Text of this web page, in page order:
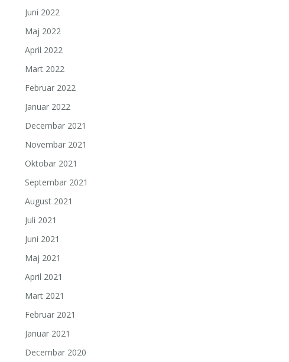
Sljedeća
Juni 2022
Maj 2022
April 2022
Mart 2022
Februar 2022
Januar 2022
Decembar 2021
Novembar 2021
Oktobar 2021
Septembar 2021
August 2021
Juli 2021
Juni 2021
Maj 2021
April 2021
Mart 2021
Februar 2021
Januar 2021
Decembar 2020